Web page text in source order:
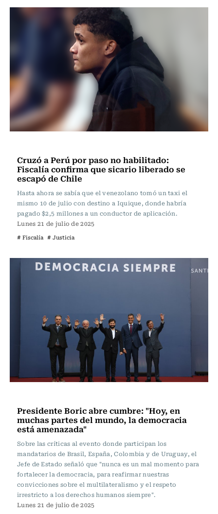
Cruzó a Perú por paso no habilitado:
Fiscalía confirma que sicario liberado se
escapó de Chile
Hasta ahora se sabía que el venezolano tomó un taxi el
mismo 10 de julio con destino a Iquique, donde habría
pagado $2,5 millones a un conductor de aplicación.
Lunes 21 de julio de 2025
# Fiscalía # Justicia
Presidente Boric abre cumbre: "Hoy, en
muchas partes del mundo, la democracia
está amenazada"
Sobre las críticas al evento donde participan los
mandatarios de Brasil, España, Colombia y de Uruguay, el
Jefe de Estado señaló que "nunca es un mal momento para
fortalecer la democracia, para reafirmar nuestras
convicciones sobre el multilateralismo y el respeto
irrestricto a los derechos humanos siempre".
Lunes 21 de julio de 2025